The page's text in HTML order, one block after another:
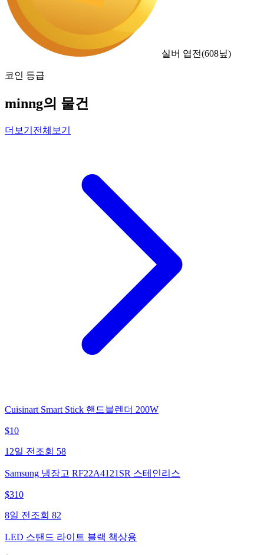
실버 엽전(608닢)
코인 등급
minng의 물건
더보기 전체보기
Cuisinart Smart Stick 핸드블렌더 200W
$10
12일 전 조회 58
Samsung 냉장고 RF22A4121SR 스테인리스
$310
8일 전 조회 82
LED 스탠드 라이트 블랙 책상용